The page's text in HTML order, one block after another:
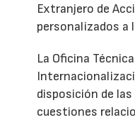
Extranjero de
personalizados a
La Oficina
disposición de
cuestiones